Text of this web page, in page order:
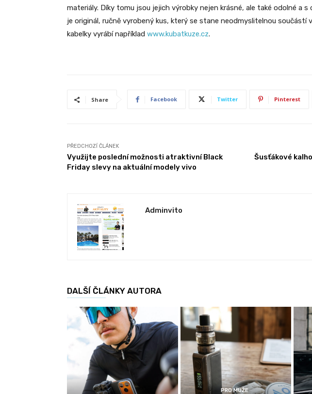
materiály. Díky tomu jsou jejich výrobky nejen krásné, ale také odolné a s
je originál, ručně vyrobený kus, který se stane neodmyslitelnou součástí
kabelky vyrábí například www.kubatkuze.cz.
Share Facebook Twitter Pinterest
PŘEDCHOZÍ ČLÁNEK
Využijte poslední možnosti atraktivní Black
Friday slevy na aktuální modely vivo
Šusťákové
Adminvito
DALŠÍ ČLÁNKY AUTORA
PRO MUŽE